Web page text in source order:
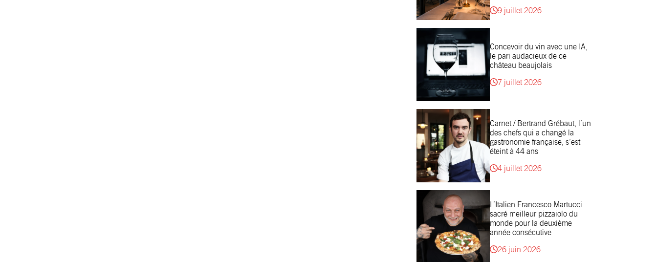
9 juillet 2026
Concevoir du vin avec une IA,
le pari audacieux de ce
château beaujolais
7 juillet 2026
Carnet / Bertrand Grébaut, l’un
des chefs qui a changé la
gastronomie française, s’est
éteint à 44 ans
4 juillet 2026
L’Italien Francesco Martucci
sacré meilleur pizzaiolo du
monde pour la deuxième
année consécutive
26 juin 2026